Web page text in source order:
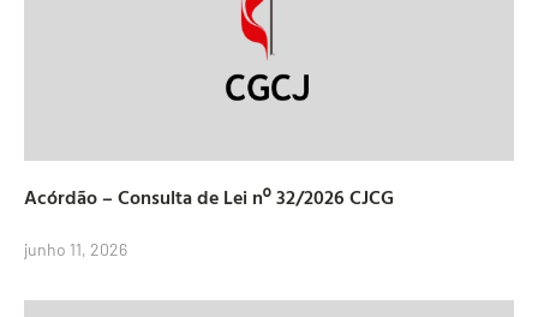
Acórdão – Consulta de Lei nº 32/2026 CJCG
junho 11, 2026